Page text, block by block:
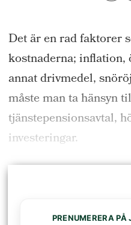
Det är en rad faktorer
kostnaderna;
annat drivmedel,
måste man ta hänsyn
tjänstepensionsavtal,
investeringar.
PRENUMERERA